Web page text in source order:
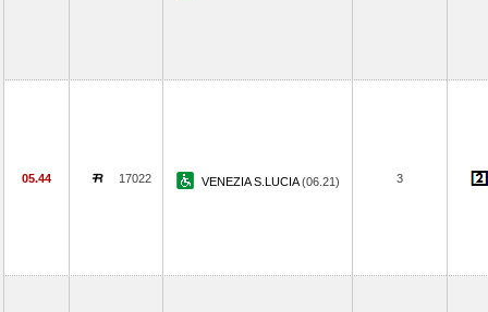
05.44 17022 VENEZIA S.LUCIA(06.21) 3